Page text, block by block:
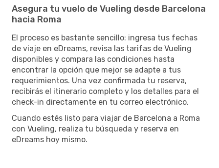
Asegura tu vuelo de Vueling desde Barcelona
hacia Roma
El proceso es bastante sencillo: ingresa tus fechas
de viaje en eDreams, revisa las tarifas de Vueling
disponibles y compara las condiciones hasta
encontrar la opción que mejor se adapte a tus
requerimientos. Una vez confirmada tu reserva,
recibirás el itinerario completo y los detalles para el
check-in directamente en tu correo electrónico.
Cuando estés listo para viajar de Barcelona a Roma
con Vueling, realiza tu búsqueda y reserva en
eDreams hoy mismo.